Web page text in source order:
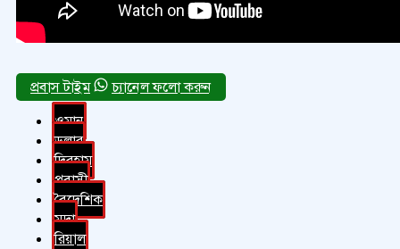
চ্যানেল ফলো করুন
ওমান
ডলার
দিরহাম
প্রবাসী
বৈদেশিক
মুদ্রা
রিয়াল